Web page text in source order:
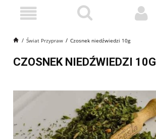
Świat Przypraw Czosnek niedźwiedzi 10g
CZOSNEK NIEDŹWIEDZI 10G